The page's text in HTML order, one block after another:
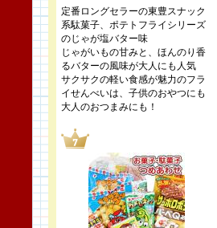
定番ロングセラーの東豊スナック
系駄菓子、ポテトフライシリーズ
のじゃが塩バター味
じゃがいもの甘みと、ほんのり香
るバターの風味が大人にも人気
サクサクの軽い食感が魅力のフラ
イせんべいは、子供のおやつにも
大人のおつまみにも！